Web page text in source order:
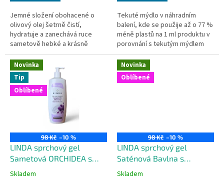
Jemné složení obohacené o
olivový olej šetrně čistí,
hydratuje a zanechává ruce
sametově hebké a krásně
voňavé. Ideální pro každodenní
péči celé rodiny. Mýdlo s
pumpičkou 500 ml
Tekuté mýdlo v náhradním
balení, kde se použije až o 77 %
méně plastů na 1 ml produktu v
porovnání s tekutým mýdlem
Linda v 500 ml balení s
pumpičkou.
Novinka
Tip
Oblíbené
98 Kč –10 %
LINDA sprchový gel
Sametová ORCHIDEA s
pumpičkou 750 ml
Skladem
Novinka
Oblíbené
98 Kč –10 %
LINDA sprchový gel
Saténová Bavlna s
pumpičkou 750 ml
Skladem